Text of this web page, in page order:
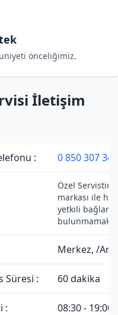
önceliğimiz.
İletişim
: 0 850 307 34
Özel Servistir.
markası ile
yetkili
Merkez, /
Süresi : 60 dakika
: 08:30 - 19:00